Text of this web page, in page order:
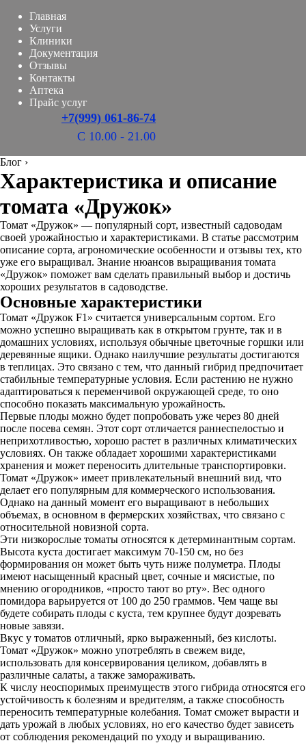
Главная
Услуги
Клиники
Документация
Отзывы
Контакты
Аптека
Прайс услуг
+7(999) 061-86-74
С 10.00 - 21.00
Блог ›
Характеристика и описание
томата «Дружок»
Томат «Дружок» — популярный сорт, известный садоводам
своей урожайностью и характеристиками. В статье рассмотрим
описание сорта, агрономические особенности и отзывы тех, кто
уже его выращивал. Знание нюансов выращивания томата
«Дружок» поможет вам сделать правильный выбор и достичь
хороших результатов в садоводстве.
Основные характеристики
Томат «Дружок F1» считается универсальным сортом. Его
можно успешно выращивать как в открытом грунте, так и в
домашних условиях, используя обычные цветочные горшки или
деревянные ящики. Однако наилучшие результаты достигаются
в теплицах. Это связано с тем, что данный гибрид предпочитает
стабильные температурные условия. Если растению не нужно
адаптироваться к переменчивой окружающей среде, то оно
способно показать максимальную урожайность.
Первые плоды можно будет попробовать уже через 80 дней
после посева семян. Этот сорт отличается раннеспелостью и
неприхотливостью, хорошо растет в различных климатических
условиях. Он также обладает хорошими характеристиками
хранения и может переносить длительные транспортировки.
Томат «Дружок» имеет привлекательный внешний вид, что
делает его популярным для коммерческого использования.
Однако на данный момент его выращивают в небольших
объемах, в основном в фермерских хозяйствах, что связано с
относительной новизной сорта.
Эти низкорослые томаты относятся к детерминантным сортам.
Высота куста достигает максимум 70-150 см, но без
формирования он может быть чуть ниже полуметра. Плоды
имеют насыщенный красный цвет, сочные и мясистые, по
мнению огородников, «просто тают во рту». Вес одного
помидора варьируется от 100 до 250 граммов. Чем чаще вы
будете собирать плоды с куста, тем крупнее будут дозревать
новые завязи.
Вкус у томатов отличный, ярко выраженный, без кислоты.
Томат «Дружок» можно употреблять в свежем виде,
использовать для консервирования целиком, добавлять в
различные салаты, а также замораживать.
К числу неоспоримых преимуществ этого гибрида относятся его
устойчивость к болезням и вредителям, а также способность
переносить температурные колебания. Томат сможет вырасти и
дать урожай в любых условиях, но его качество будет зависеть
от соблюдения рекомендаций по уходу и выращиванию.